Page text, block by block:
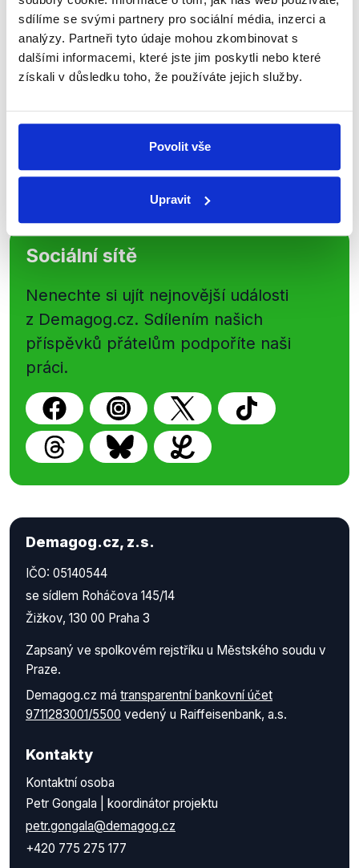
sdílíme se svými partnery pro sociální média, inzerci a
analýzy. Partneři tyto údaje mohou zkombinovat s
dalšími informacemi, které jste jim poskytli nebo které
získali v důsledku toho, že používáte jejich služby.
Povolit vše
Upravit
newsletteru nebowhatsappového
kanálu, kde pravidelně přinášíme
shrnutí nejzajímavějších článků a analýz.
Začněte nás odebírat, a mějte tak
nepravdy se zrovna v Česku šíří.
Newsletter WhatsApp
Sociální sítě
Nenechte si ujít nejnovější události
z Demagog.cz. Sdílením našich
příspěvků přátelům podpoříte naši
práci.
Demagog.cz, z.s.
IČO: 05140544
se sídlem Roháčova 145/14
Žižkov, 130 00 Praha 3
Zapsaný ve spolkovém rejstříku u Městského soudu v
Praze.
Demagog.cz má transparentní bankovní účet
9711283001/5500 vedený u Raiffeisenbank, a.s.
Kontakty
Kontaktní osoba
Petr Gongala | koordinátor projektu
petr.gongala@demagog.cz
+420 775 275 177